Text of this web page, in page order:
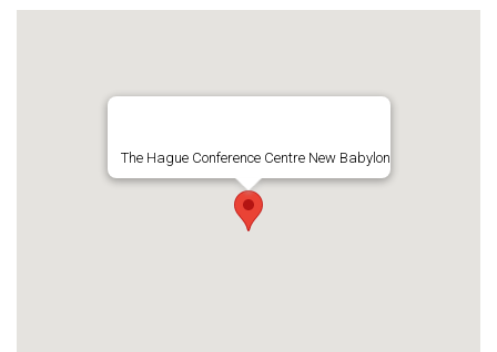
The Hague Conference Centre New Babylon